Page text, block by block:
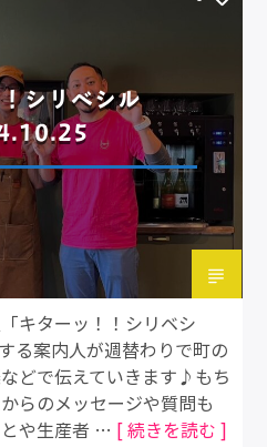
！シリベシル
キターッ！！シリベシ
る案内人が週替わりで町の
どで伝えていきます♪もち
らのメッセージや質問も
や生産者 … [ 続きを読む ]